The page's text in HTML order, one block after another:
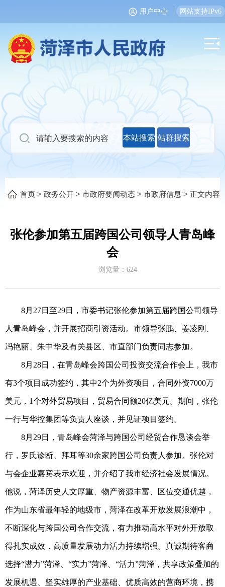
用户中心 网站支持IPv6
本站搜索 站群搜索
首页 > 政务公开 > 市政府要闻动态 > 市政府信息 > 正文内容
张伦参加第五届跨国公司领导人青岛峰
会
浏览量： 624
8月27日至29日，市委书记张伦参加第五届跨国公司领导
人青岛峰会，并开展招商引资活动。市领导张鹏、姜凌刚、
冯艳丽、朱中华及有关县区、市直部门负责同志参加。
8月28日，在青岛峰会跨国公司投资交流合作会上，我市
有3个项目成功签约，其中2个为外资项目，合同外资7000万
美元，1个对外贸易项目，贸易合同额20亿美元。期间，张伦
一行与华控集团等负责人座谈，并见证项目签约。
8月29日，青岛峰会菏泽与跨国公司经贸合作恳谈会举
行，罗氏诊断、拜耳等30余家跨国公司负责人参加。张伦对
与会企业嘉宾表示欢迎，并介绍了我市经济社会发展情况。
他说，菏泽历史人文厚重、物产资源丰富、区位交通优越，
作为山东省最年轻的地级市，菏泽在改革开放发展浪潮中，
不断深化与跨国公司合作交流，有力推动高水平对外开放取
得扎实成效，高质量发展动力活力持续增强。真诚期待客商
选择“潜力”菏泽、“实力”菏泽、“活力”菏泽，共享政策叠加的
发展机遇、坚实雄厚的产业基础、优质高效的营商环境，携